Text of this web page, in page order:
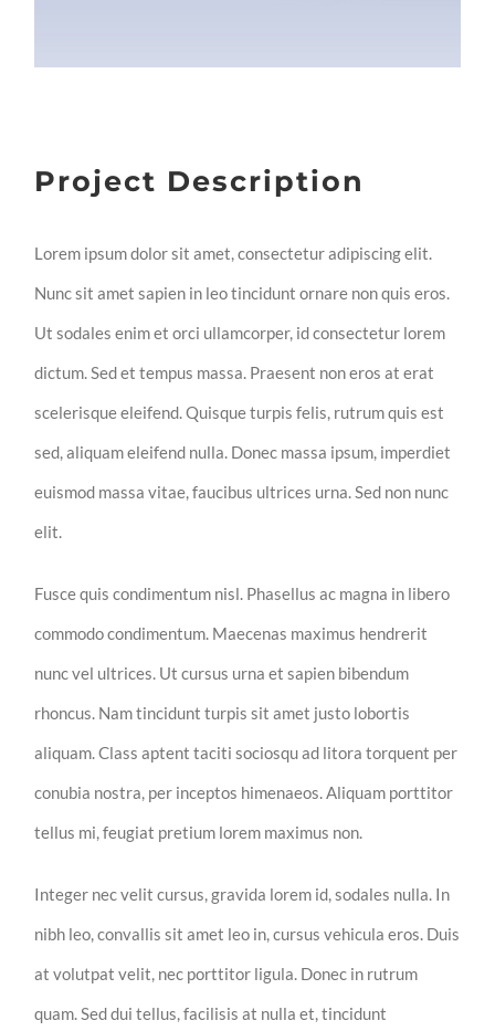
Project Description
Lorem ipsum dolor sit amet, consectetur adipiscing elit.
Nunc sit amet sapien in leo tincidunt ornare non quis eros.
Ut sodales enim et orci ullamcorper, id consectetur lorem
dictum. Sed et tempus massa. Praesent non eros at erat
scelerisque eleifend. Quisque turpis felis, rutrum quis est
sed, aliquam eleifend nulla. Donec massa ipsum, imperdiet
euismod massa vitae, faucibus ultrices urna. Sed non nunc
elit.
Fusce quis condimentum nisl. Phasellus ac magna in libero
commodo condimentum. Maecenas maximus hendrerit
nunc vel ultrices. Ut cursus urna et sapien bibendum
rhoncus. Nam tincidunt turpis sit amet justo lobortis
aliquam. Class aptent taciti sociosqu ad litora torquent per
conubia nostra, per inceptos himenaeos. Aliquam porttitor
tellus mi, feugiat pretium lorem maximus non.
Integer nec velit cursus, gravida lorem id, sodales nulla. In
nibh leo, convallis sit amet leo in, cursus vehicula eros. Duis
at volutpat velit, nec porttitor ligula. Donec in rutrum
quam. Sed dui tellus, facilisis at nulla et, tincidunt